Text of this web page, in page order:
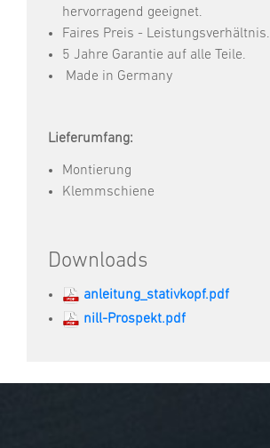
hervorragend geeignet.
Faires Preis - Leistungsverhältnis.
5 Jahre Garantie auf alle Teile.
Made in Germany
Lieferumfang:
Montierung
Klemmschiene
Downloads
anleitung_stativkopf.pdf
nill-Prospekt.pdf